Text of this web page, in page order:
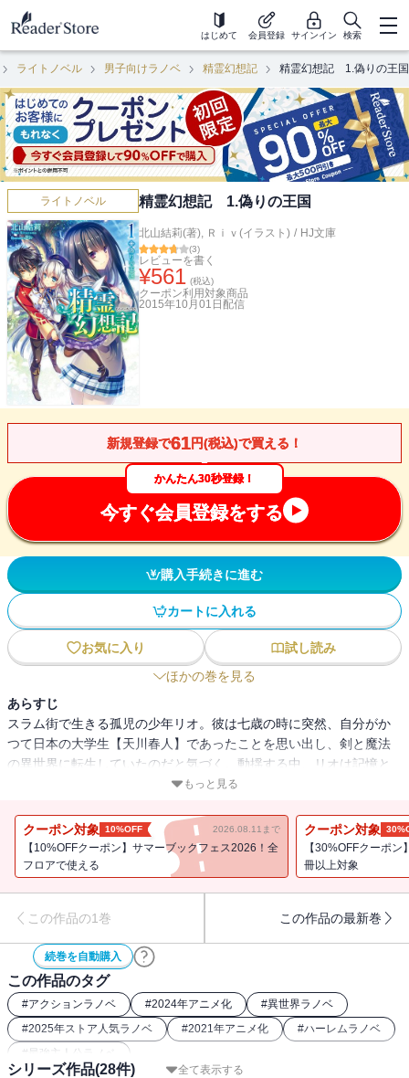
はじめて 会員登録 サインイン 検索
ライトノベル 男子向けラノベ 精霊幻想記 精霊幻想記 1.偽りの王国
ライトノベル 精霊幻想記 1.偽りの王国
北山結莉(著), Ｒｉｖ(イラスト) / HJ文庫
(3)
レビューを書く
¥561 (税込)
クーポン利用対象商品
2015年10月01日 配信
新規登録で61円(税込)で買える！
かんたん30秒登録！
今すぐ会員登録をする
購入手続きに進む
カートに入れる
お気に入り
試し読み
ほかの巻を見る
あらすじ
スラム街で生きる孤児の少年リオ。彼は七歳の時に突然、自分がか
つて日本の大学生【天川春人】であったことを思い出し、剣と魔法
の異世界に転生していたのだと気づく。動揺する中、リオは記憶と
同時に認識した自身の強大な魔力を行使し、少女誘拐事件の解決に
例で入学することに!?
もっと見る
クーポン対象 10%OFF 2026.08.11まで
【10%OFFクーポン】サマーブックフェス2026！全
フロアで使える
クーポン対象
【30%OFFクーポ
冊以上対象
この作品の1巻 この作品の最新巻
続巻を自動購入
この作品のタグ
#アクションラノベ #2024年アニメ化 #異世界ラノベ
#2025年ストア人気ラノベ #2021年アニメ化 #ハーレムラノベ
# 最強主人公ラノベ
全て表示する
シリーズ作品(28件)